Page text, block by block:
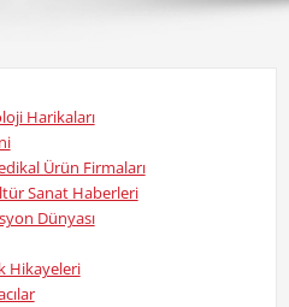
Harikaları
Ürün Firmaları
Sanat Haberleri
Dünyası
Hikayeleri